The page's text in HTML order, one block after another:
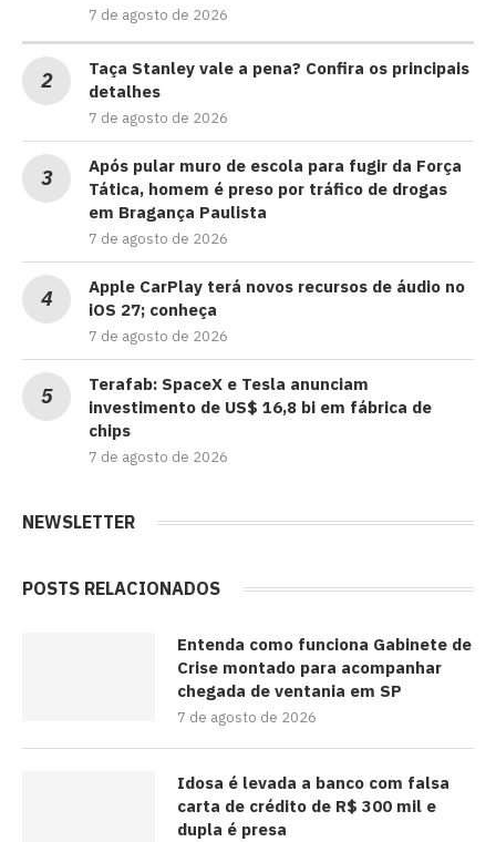
7 de agosto de 2026
Taça Stanley vale a pena? Confira os principais
detalhes
7 de agosto de 2026
Após pular muro de escola para fugir da Força
Tática, homem é preso por tráfico de drogas
em Bragança Paulista
7 de agosto de 2026
Apple CarPlay terá novos recursos de áudio no
iOS 27; conheça
7 de agosto de 2026
Terafab: SpaceX e Tesla anunciam
investimento de US$ 16,8 bi em fábrica de
chips
7 de agosto de 2026
NEWSLETTER
POSTS RELACIONADOS
Entenda como funciona Gabinete de
Crise montado para acompanhar
chegada de ventania em SP
7 de agosto de 2026
Idosa é levada a banco com falsa
carta de crédito de R$ 300 mil e
dupla é presa